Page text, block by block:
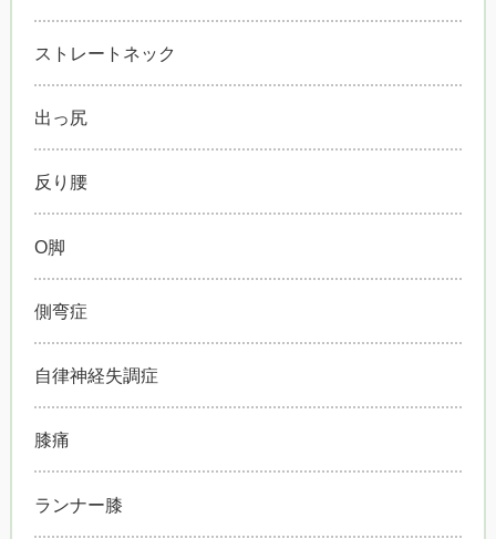
ストレートネック
出っ尻
反り腰
O脚
側弯症
自律神経失調症
膝痛
ランナー膝